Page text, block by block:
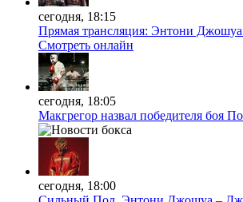
сегодня, 18:15
Прямая трансляция: Энтони
Смотреть онлайн
сегодня, 18:05
Макгрегор назвал победителя боя
сегодня, 18:00